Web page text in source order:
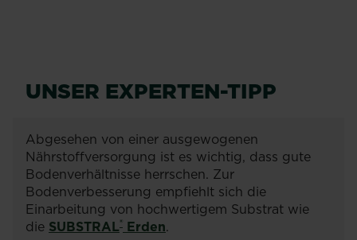
UNSER EXPERTEN-TIPP
Abgesehen von einer ausgewogenen
Nährstoffversorgung ist es wichtig, dass gute
Bodenverhältnisse herrschen. Zur
Bodenverbesserung empfiehlt sich die
Einarbeitung von hochwertigem Substrat wie
die SUBSTRAL® ️ Erden.